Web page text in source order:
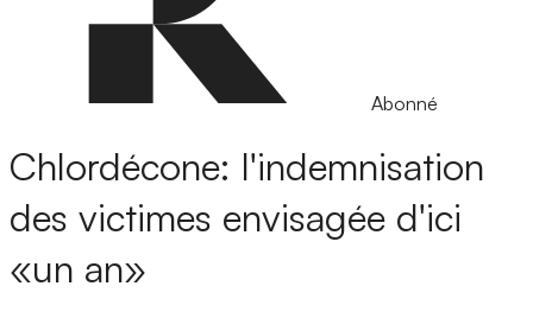
Abonné
Chlordécone: l'indemnisation
des victimes envisagée d'ici
«un an»